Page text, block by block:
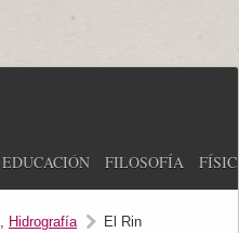
EDUCACIÓN FILOSOFÍA
, Hidrografía El Rin